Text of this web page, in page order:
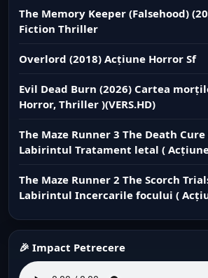
The Memory Keeper (Falsehood)
Fiction Thriller
Overlord (2018) Acțiune Horror Sf
Evil Dead Burn (2026) Cartea
Horror, Thriller )(VERS.HD)
The Maze Runner 3 The Death Cure
Labirintul Tratament letal (
The Maze Runner 2 The Scorch
Labirintul Incercarile focului (
🎉 Impact Petrecere